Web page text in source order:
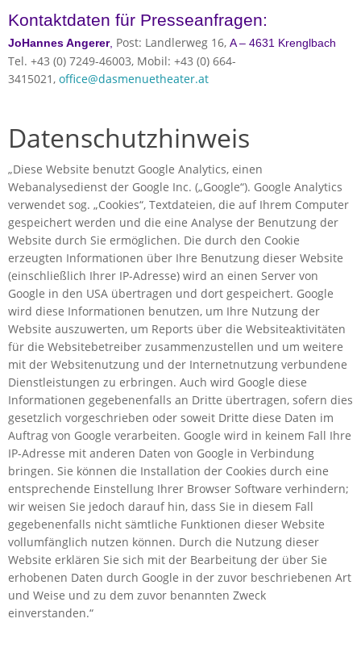
Kontaktdaten für Presseanfragen:
JoHannes Angerer, Post: Landlerweg 16, A – 4631 Krenglbach
Tel. +43 (0) 7249-46003, Mobil: +43 (0) 664-
3415021, office@dasmenuetheater.at
Datenschutzhinweis
„Diese Website benutzt Google Analytics, einen
Webanalysedienst der Google Inc. („Google“). Google Analytics
verwendet sog. „Cookies“, Textdateien, die auf Ihrem Computer
gespeichert werden und die eine Analyse der Benutzung der
Website durch Sie ermöglichen. Die durch den Cookie
erzeugten Informationen über Ihre Benutzung dieser Website
(einschließlich Ihrer IP-Adresse) wird an einen Server von
Google in den USA übertragen und dort gespeichert. Google
wird diese Informationen benutzen, um Ihre Nutzung der
Website auszuwerten, um Reports über die Websiteaktivitäten
für die Websitebetreiber zusammenzustellen und um weitere
mit der Websitenutzung und der Internetnutzung verbundene
Dienstleistungen zu erbringen. Auch wird Google diese
Informationen gegebenenfalls an Dritte übertragen, sofern dies
gesetzlich vorgeschrieben oder soweit Dritte diese Daten im
Auftrag von Google verarbeiten. Google wird in keinem Fall Ihre
IP-Adresse mit anderen Daten von Google in Verbindung
bringen. Sie können die Installation der Cookies durch eine
entsprechende Einstellung Ihrer Browser Software verhindern;
wir weisen Sie jedoch darauf hin, dass Sie in diesem Fall
gegebenenfalls nicht sämtliche Funktionen dieser Website
vollumfänglich nutzen können. Durch die Nutzung dieser
Website erklären Sie sich mit der Bearbeitung der über Sie
erhobenen Daten durch Google in der zuvor beschriebenen Art
und Weise und zu dem zuvor benannten Zweck
einverstanden.“